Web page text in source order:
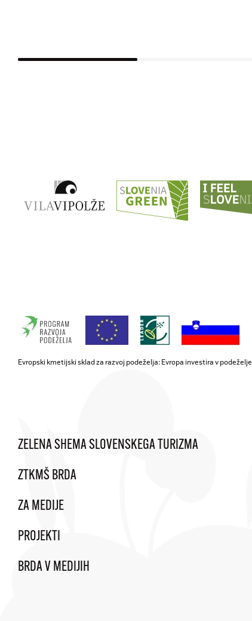
Evropski kmetijski sklad za razvoj podeželja: Evropa investira v podeželje
ZELENA SHEMA SLOVENSKEGA TURIZMA
ZTKMŠ BRDA
ZA MEDIJE
PROJEKTI
BRDA V MEDIJIH